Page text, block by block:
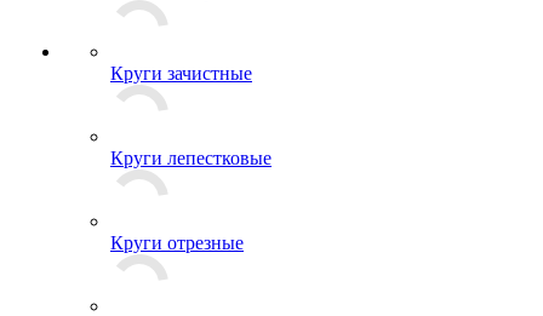
Круги зачистные
Круги лепестковые
Круги отрезные